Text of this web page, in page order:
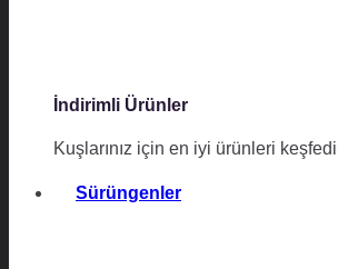
İndirimli Ürünler
Kuşlarınız için en iyi ürünleri
Sürüngenler